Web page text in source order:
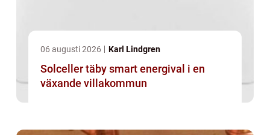
06 augusti 2026 Karl Lindgren
Solceller täby smart energival i en
växande villakommun